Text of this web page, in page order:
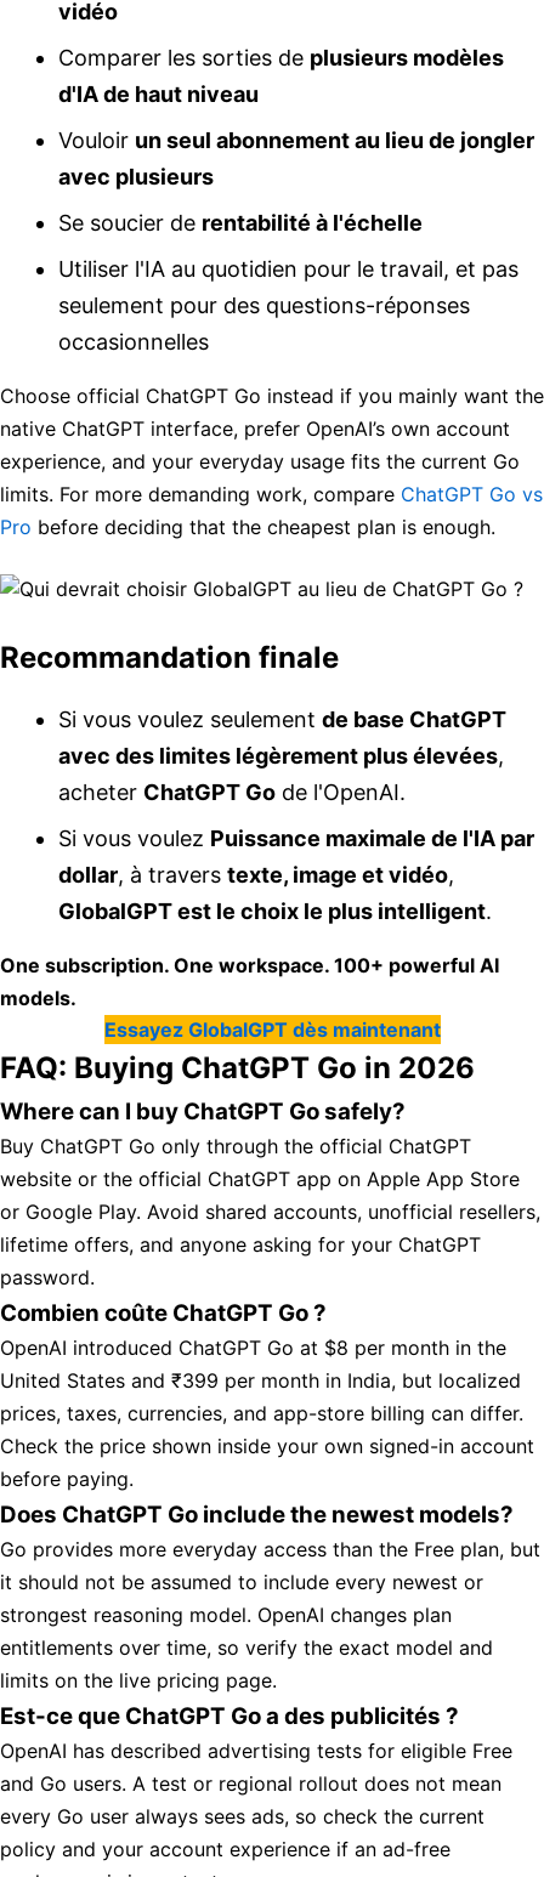
vidéo
Comparer les sorties de plusieurs modèles
d'IA de haut niveau
Vouloir un seul abonnement au lieu de jongler
avec plusieurs
Se soucier de rentabilité à l'échelle
Utiliser l'IA au quotidien pour le travail, et pas
seulement pour des questions-réponses
occasionnelles
Choose official ChatGPT Go instead if you mainly want the
native ChatGPT interface, prefer OpenAI’s own account
experience, and your everyday usage fits the current Go
limits. For more demanding work, compare ChatGPT Go vs
Pro before deciding that the cheapest plan is enough.
Recommandation finale
Si vous voulez seulement de base ChatGPT
avec des limites légèrement plus élevées,
acheter ChatGPT Go de l'OpenAI.
Si vous voulez Puissance maximale de l'IA par
dollar, à travers texte, image et vidéo,
GlobalGPT est le choix le plus intelligent.
One subscription. One workspace. 100+ powerful AI
models.
Essayez GlobalGPT dès maintenant
FAQ: Buying ChatGPT Go in 2026
Where can I buy ChatGPT Go safely?
Buy ChatGPT Go only through the official ChatGPT
website or the official ChatGPT app on Apple App Store
or Google Play. Avoid shared accounts, unofficial resellers,
lifetime offers, and anyone asking for your ChatGPT
password.
Combien coûte ChatGPT Go ?
OpenAI introduced ChatGPT Go at $8 per month in the
United States and ₹399 per month in India, but localized
prices, taxes, currencies, and app-store billing can differ.
Check the price shown inside your own signed-in account
before paying.
Does ChatGPT Go include the newest models?
Go provides more everyday access than the Free plan, but
it should not be assumed to include every newest or
strongest reasoning model. OpenAI changes plan
entitlements over time, so verify the exact model and
limits on the live pricing page.
Est-ce que ChatGPT Go a des publicités ?
OpenAI has described advertising tests for eligible Free
and Go users. A test or regional rollout does not mean
every Go user always sees ads, so check the current
policy and your account experience if an ad-free